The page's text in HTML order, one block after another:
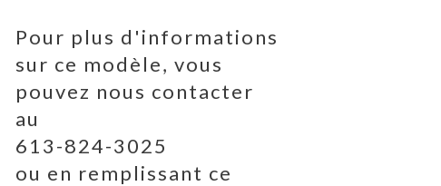
Pour plus d'informations
sur ce modèle, vous
pouvez nous contacter
au
613-824-3025
ou en remplissant ce